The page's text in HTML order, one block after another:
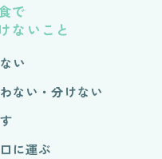
で
ないこと
い
ない・分けない
に運ぶ